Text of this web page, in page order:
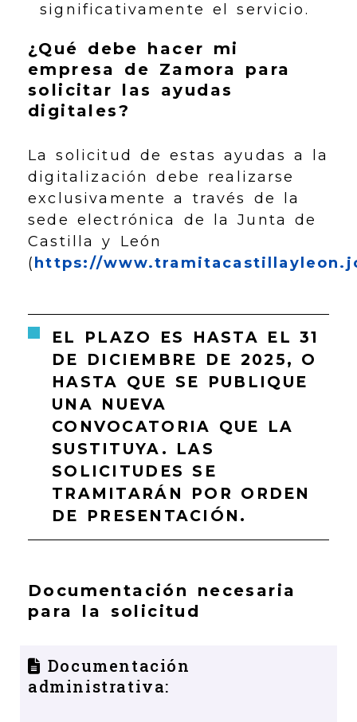
significativamente el servicio.
¿Qué debe hacer mi
empresa de Zamora para
solicitar las ayudas
digitales?
La solicitud de estas ayudas a la
digitalización debe realizarse
exclusivamente a través de la
sede electrónica de la Junta de
Castilla y León
( https://
EL PLAZO ES HASTA EL 31
DE DICIEMBRE DE 2025, O
HASTA QUE SE PUBLIQUE
UNA NUEVA
CONVOCATORIA QUE LA
SUSTITUYA. LAS
SOLICITUDES SE
TRAMITARÁN POR ORDEN
DE PRESENTACIÓN.
Documentación necesaria
para la solicitud
Documentación
administrativa: